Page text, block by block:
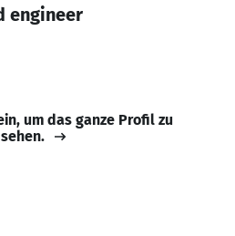
engineer
um das ganze Profil zu
sehen.